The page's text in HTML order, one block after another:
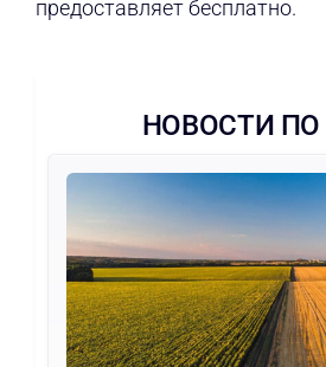
предоставляет бесплатно.
НОВОСТИ ПО